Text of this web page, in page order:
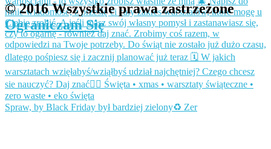
Spraw, by Black Friday był bardziej zielony♻️ Zer
© 2016 Wszystkie prawa zastrzeżone
Ograniczam Się